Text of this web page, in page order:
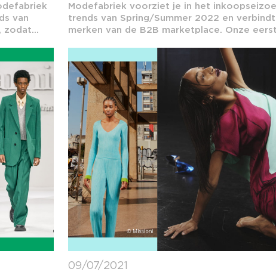
van
zodat...
Modefabriek voorziet je in het
trends van Spring/Summer 2022 en
merken van de B2B marketplace. Onze
09/07/2021